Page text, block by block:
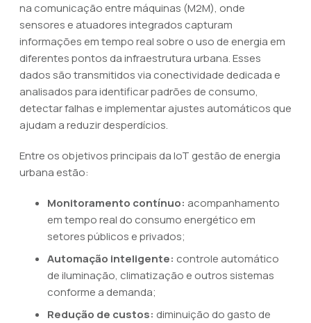
na comunicação entre máquinas (M2M), onde
sensores e atuadores integrados capturam
informações em tempo real sobre o uso de energia em
diferentes pontos da infraestrutura urbana. Esses
dados são transmitidos via conectividade dedicada e
analisados para identificar padrões de consumo,
detectar falhas e implementar ajustes automáticos que
ajudam a reduzir desperdícios.
Entre os objetivos principais da IoT gestão de energia
urbana estão:
Monitoramento contínuo: acompanhamento
em tempo real do consumo energético em
setores públicos e privados;
Automação inteligente: controle automático
de iluminação, climatização e outros sistemas
conforme a demanda;
Redução de custos: diminuição do gasto de